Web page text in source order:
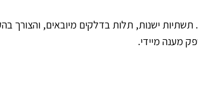
ישנות, תלות בדלקים מיובאים, והצורך
מענה מיידי.